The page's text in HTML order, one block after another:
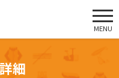
MENU
細